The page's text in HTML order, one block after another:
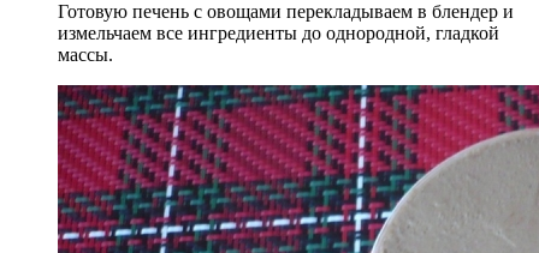
Готовую печень с овощами перекладываем в блендер и
измельчаем все ингредиенты до однородной, гладкой
массы.